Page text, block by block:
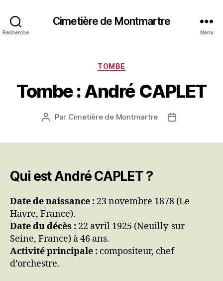
Recherche
Cimetière de Montmartre
Menu
Catégories
TOMBE
Tombe : André CAPLET
Auteur
Par Cimetière de Montmartre
Date
Qui est André CAPLET ?
Date de naissance : 23 novembre 1878 (Le
Havre, France).
Date du décès : 22 avril 1925 (Neuilly-sur-
Seine, France) à 46 ans.
Activité principale : compositeur, chef
d’orchestre.